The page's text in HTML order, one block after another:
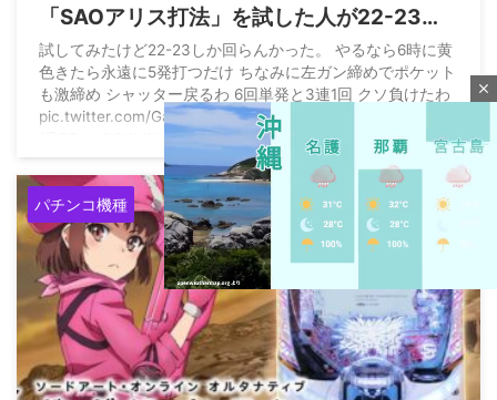
「SAOアリス打法」を試した人が22-23回
はいくらしい
試してみたけど22-23しか回らんかった。 やるなら6時に黄
色きたら永遠に5発打つだけ ちなみに左ガン締めでポケット
も激締め シャッター戻るわ 6回単発と3連1回 クソ負けたわ
pic.twitter.com/GaCn1NRrDf — 車中泊マン
(@7TtheGQXMfihwdh) August 5, 2026
パチンコ機種
close
M
u
t